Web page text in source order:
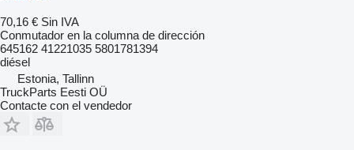
70,16 € Sin IVA
Conmutador en la columna de dirección
645162 41221035 5801781394
diésel
Estonia, Tallinn
TruckParts Eesti OÜ
Contacte con el vendedor